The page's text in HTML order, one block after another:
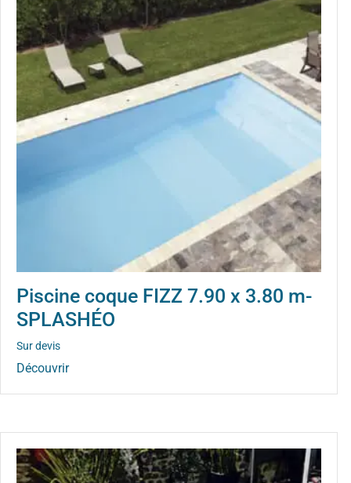
Piscine coque FIZZ 7.90 x 3.80 m-
SPLASHÉO
Sur devis
Découvrir